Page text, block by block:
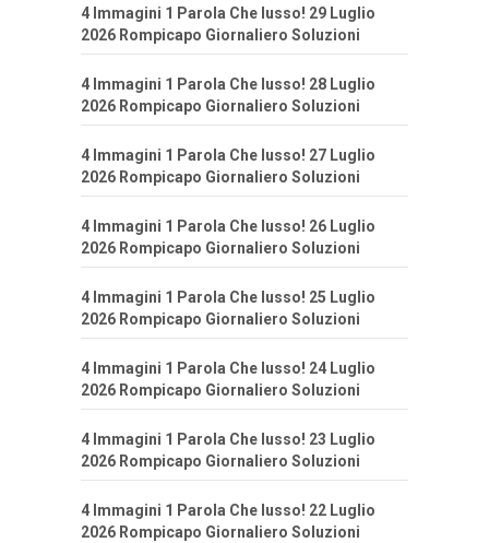
4 Immagini 1 Parola Che lusso! 29 Luglio
2026 Rompicapo Giornaliero Soluzioni
4 Immagini 1 Parola Che lusso! 28 Luglio
2026 Rompicapo Giornaliero Soluzioni
4 Immagini 1 Parola Che lusso! 27 Luglio
2026 Rompicapo Giornaliero Soluzioni
4 Immagini 1 Parola Che lusso! 26 Luglio
2026 Rompicapo Giornaliero Soluzioni
4 Immagini 1 Parola Che lusso! 25 Luglio
2026 Rompicapo Giornaliero Soluzioni
4 Immagini 1 Parola Che lusso! 24 Luglio
2026 Rompicapo Giornaliero Soluzioni
4 Immagini 1 Parola Che lusso! 23 Luglio
2026 Rompicapo Giornaliero Soluzioni
4 Immagini 1 Parola Che lusso! 22 Luglio
2026 Rompicapo Giornaliero Soluzioni